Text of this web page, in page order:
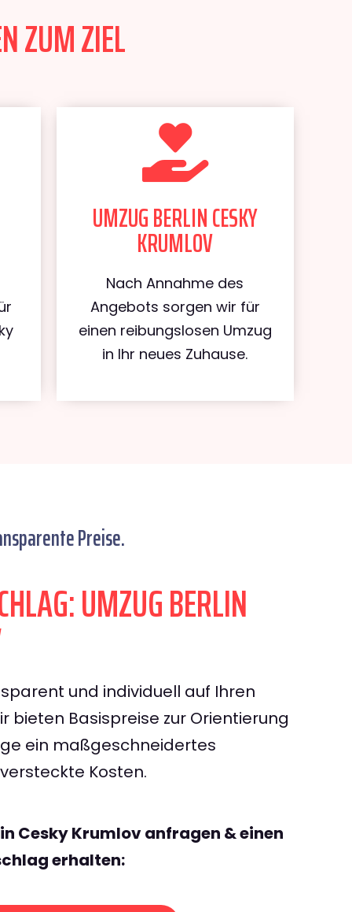
ZUM ZIEL
UMZUG BERLIN CESKY
KRUMLOV
Nach Annahme des
Angebots sorgen wir für
einen reibungslosen Umzug
in Ihr neues Zuhause.
Preise.
UMZUG BERLIN
und individuell auf Ihren
bieten Basispreise zur Orientierung
ein maßgeschneidertes
Kosten.
Cesky Krumlov anfragen & einen
erhalten: